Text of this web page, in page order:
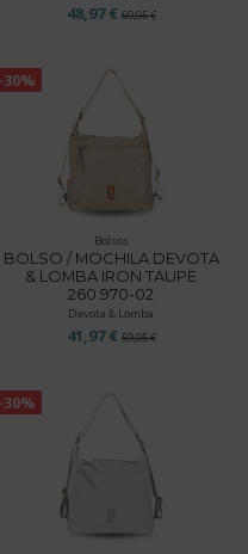
48,97 € 69,95 €
-30%
Bolsos
BOLSO / MOCHILA DEVOTA
& LOMBA IRON TAUPE
260.970-02
Devota & Lomba
41,97 € 59,95 €
-30%